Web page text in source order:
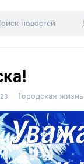
Городская жизнь